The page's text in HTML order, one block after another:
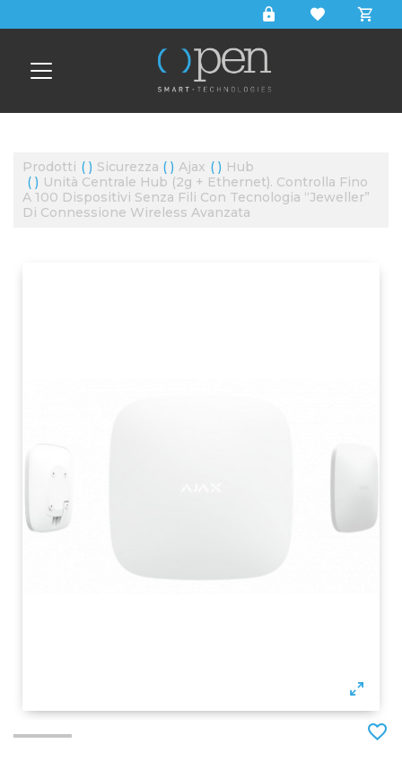
CERCA
Prodotti Sicurezza Ajax
Hub
Unità Centrale Hub (2g + Ethernet). Controlla Fino
A 100 Dispositivi Senza Fili Con Tecnologia “jeweller”
Di Connessione Wireless Avanzata